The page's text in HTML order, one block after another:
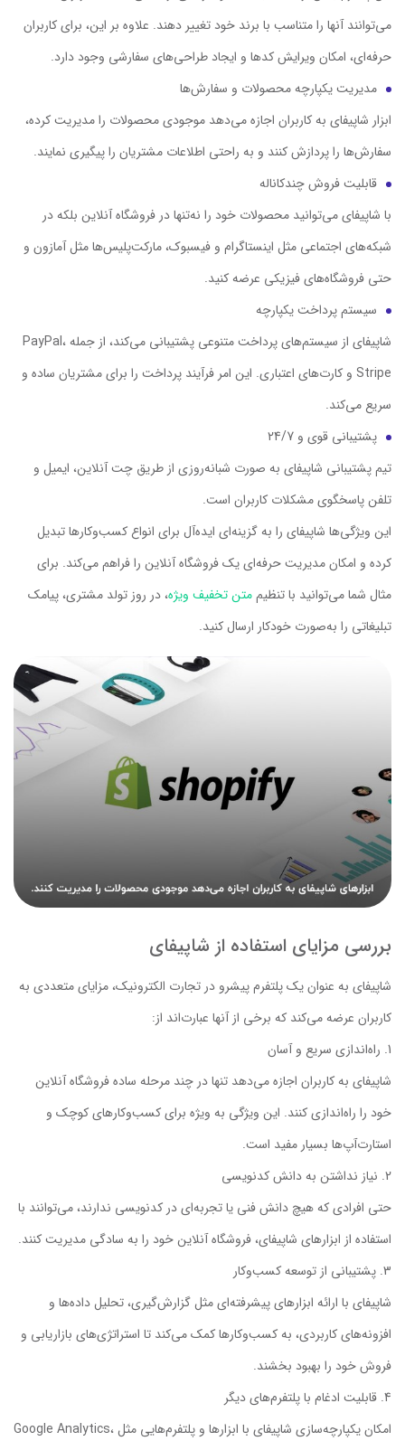
می‌توانند آنها را متناسب با برند خود تغییر دهند. علاوه بر این، برای کاربران
حرفه‌ای، امکان ویرایش کدها و ایجاد طراحی‌های سفارشی وجود دارد.
مدیریت یکپارچه محصولات و سفارش‌ها
ابزار شاپیفای به کاربران اجازه می‌دهد موجودی محصولات را مدیریت کرده،
سفارش‌ها را پردازش کنند و به راحتی اطلاعات مشتریان را پیگیری نمایند.
قابلیت فروش چندکاناله
با شاپیفای می‌توانید محصولات خود را نه‌تنها در فروشگاه آنلاین بلکه در
شبکه‌های اجتماعی مثل اینستاگرام و فیسبوک، مارکت‌پلیس‌ها مثل آمازون و
حتی فروشگاه‌های فیزیکی عرضه کنید.
سیستم پرداخت یکپارچه
شاپیفای از سیستم‌های پرداخت متنوعی پشتیبانی می‌کند، از جمله PayPal،
Stripe و کارت‌های اعتباری. این امر فرآیند پرداخت را برای مشتریان ساده و
سریع می‌کند.
پشتیبانی قوی و 24/7
تیم پشتیبانی شاپیفای به صورت شبانه‌روزی از طریق چت آنلاین، ایمیل و
تلفن پاسخگوی مشکلات کاربران است.
این ویژگی‌ها شاپیفای را به گزینه‌ای ایده‌آل برای انواع کسب‌وکارها تبدیل
کرده و امکان مدیریت حرفه‌ای یک فروشگاه آنلاین را فراهم می‌کند. برای
مثال شما می‌توانید با تنظیممتن تخفیف ویژه، در روز تولد مشتری، پیامک
تبلیغاتی را به‌صورت خودکار ارسال کنید.
بررسی مزایای استفاده از شاپیفای
شاپیفای به عنوان یک پلتفرم پیشرو در تجارت الکترونیک، مزایای متعددی به
کاربران عرضه می‌کند که برخی از آنها عبارت‌اند از:
راه‌اندازی سریع و آسان
شاپیفای به کاربران اجازه می‌دهد تنها در چند مرحله ساده فروشگاه آنلاین
خود را راه‌اندازی کنند. این ویژگی به ویژه برای کسب‌وکارهای کوچک و
استارت‌آپ‌ها بسیار مفید است.
نیاز نداشتن به دانش کدنویسی
حتی افرادی که هیچ دانش فنی یا تجربه‌ای در کدنویسی ندارند، می‌توانند با
استفاده از ابزارهای شاپیفای، فروشگاه آنلاین خود را به سادگی مدیریت کنند.
پشتیبانی از توسعه کسب‌وکار
شاپیفای با ارائه ابزارهای پیشرفته‌ای مثل گزارش‌گیری، تحلیل داده‌ها و
افزونه‌های کاربردی، به کسب‌وکارها کمک می‌کند تا استراتژی‌های بازاریابی و
فروش خود را بهبود بخشند.
قابلیت ادغام با پلتفرم‌های دیگر
امکان یکپارچه‌سازی شاپیفای با ابزارها و پلتفرم‌هایی مثل Google Analytics،